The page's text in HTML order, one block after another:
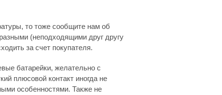
то тоже сообщите нам об
(неподходящими друг другу
за счет покупателя.
батарейки, желательно с
плюсовой контакт иногда не
особенностями. Также не